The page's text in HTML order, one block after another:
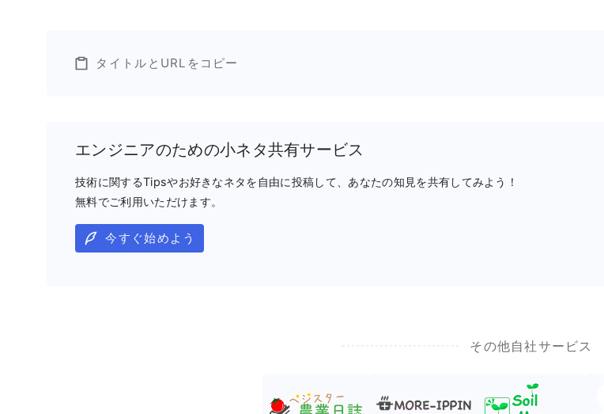
タイトルとURLをコピー
エンジニアのための小ネタ共有サービス
技術に関するTipsやお好きなネタを自由に投稿して、あなたの知見を共有してみよう！
無料でご利用いただけます。
今すぐ始めよう
その他自社サービス